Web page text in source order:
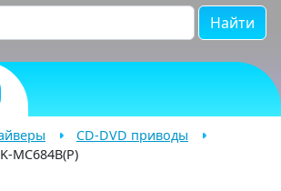
Найти
CD-DVD приводы
MC684B(P)